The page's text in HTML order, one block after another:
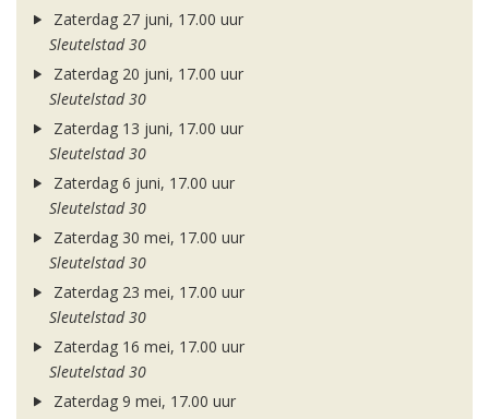
Zaterdag 27 juni, 17.00 uur
Sleutelstad 30
Zaterdag 20 juni, 17.00 uur
Sleutelstad 30
Zaterdag 13 juni, 17.00 uur
Sleutelstad 30
Zaterdag 6 juni, 17.00 uur
Sleutelstad 30
Zaterdag 30 mei, 17.00 uur
Sleutelstad 30
Zaterdag 23 mei, 17.00 uur
Sleutelstad 30
Zaterdag 16 mei, 17.00 uur
Sleutelstad 30
Zaterdag 9 mei, 17.00 uur